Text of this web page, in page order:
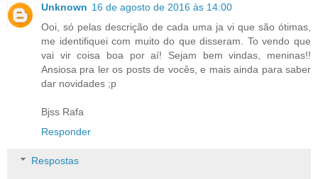
Unknown 16 de agosto de 2016 às 14:00
Ooi, só pelas descrição de cada uma ja vi que são ótimas,
me identifiquei com muito do que disseram. To vendo que
vai vir coisa boa por aí! Sejam bem vindas, meninas!!
Ansiosa pra ler os posts de vocês, e mais ainda para saber
dar novidades ;p
Bjss Rafa
Responder
Respostas